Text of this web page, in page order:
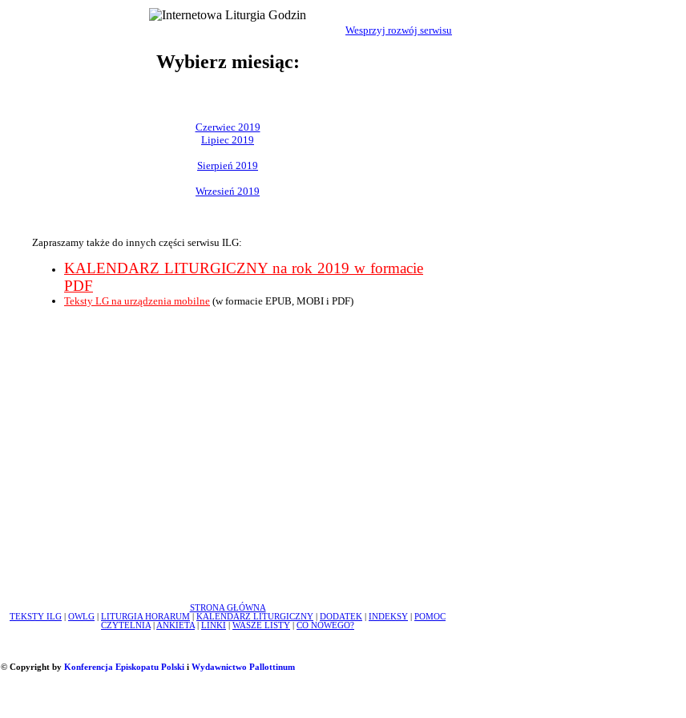
Wesprzyj rozwój serwisu
Wybierz miesiąc:
Czerwiec 2019
Lipiec 2019
Sierpień 2019
Wrzesień 2019
Zapraszamy także do innych części serwisu ILG:
KALENDARZ LITURGICZNY na rok 2019 w formacie
PDF
Teksty LG na urządzenia mobilne (w formacie EPUB, MOBI i PDF)
STRONA GŁÓWNA
TEKSTY ILG
OWLG LITURGIA HORARUM KALENDARZ LITURGICZNY DODATEK INDEKSY
POMOC
CZYTELNIA
ANKIETA LINKI WASZE LISTY CO NOWEGO?
© Copyright by Konferencja Episkopatu Polskii Wydawnictwo Pallottinum